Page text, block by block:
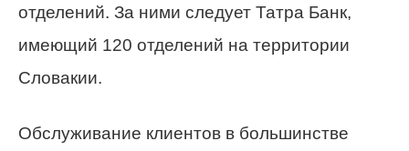
отделений. За ними следует Татра Банк,
имеющий 120 отделений на территории
Словакии.
Обслуживание клиентов в большинстве